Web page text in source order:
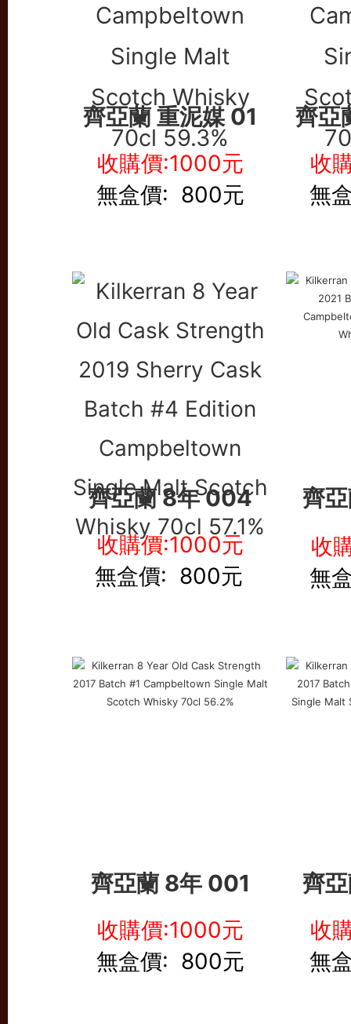
齊亞蘭 重泥媒 01 齊亞
收購價:1000元
無盒價: 800元
收
無
齊亞蘭 8年 004 齊
收購價:1000元
無盒價: 800元
收
無
齊亞蘭 8年 001 齊
收購價:1000元
無盒價: 800元
收
無